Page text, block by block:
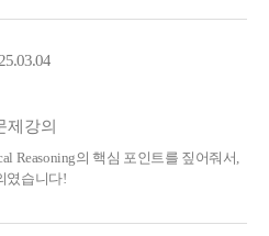
제강의
Reasoning의 핵심 포인트를 짚어줘서,
였습니다!